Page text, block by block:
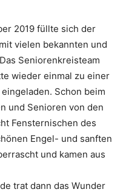
2019 füllte sich der
vielen bekannten und
Seniorenkreisteam
wieder einmal zu einer
Schon beim
und Senioren von den
Fensternischen des
Engel- und sanften
und kamen aus
trat dann das Wunder